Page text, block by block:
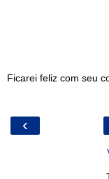
Ficarei feliz com seu
‹